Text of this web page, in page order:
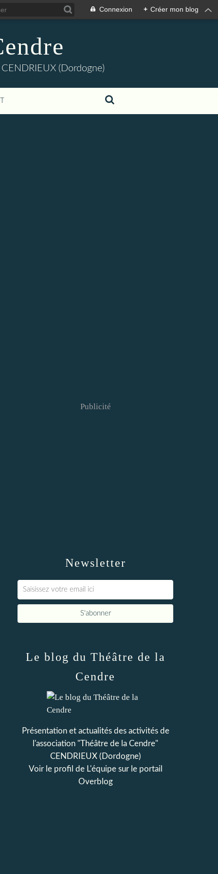
Connexion + Créer mon blog
(Dordogne)
Newsletter
Publicité
Le blog du Théâtre de la
Cendre
Présentation et actualités des activités de
l'association "Théâtre de la Cendre"
CENDRIEUX (Dordogne)
Voir le profil de L'équipesur le portail
Overblog